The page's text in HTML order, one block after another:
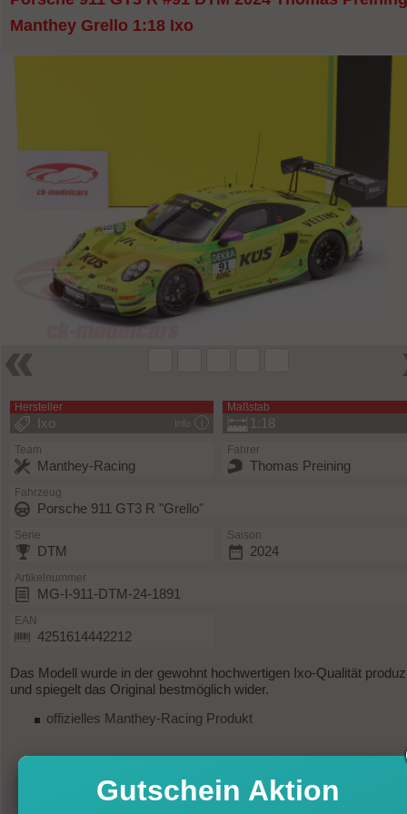
Manthey Grello 1:18 Ixo
Hersteller
Info
Ixo
Maßstab
1:18
Team
Manthey-Racing
Fahrer
Thomas Preining
Fahrzeug
Porsche 911 GT3 R "Grello"
Serie
DTM
Saison
2024
Artikelnummer
MG-I-911-DTM-24-1891
EAN
4251614442212
Das Modell wurde in der gewohnt hochwertigen Ixo-Qualität
und spiegelt das Original bestmöglich wider.
offizielles Manthey-Racing Produkt
Gutschein Aktion